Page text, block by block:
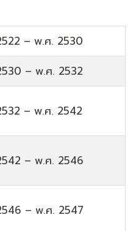
– พ.ศ. 2530
– พ.ศ. 2532
– พ.ศ. 2542
– พ.ศ. 2546
– พ.ศ. 2547